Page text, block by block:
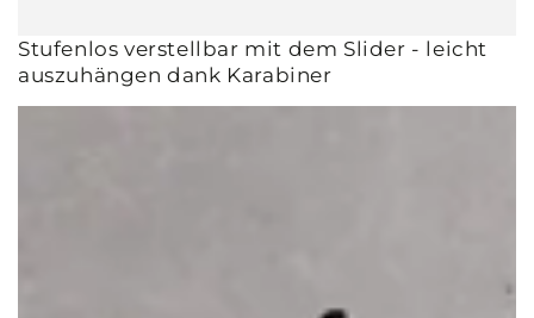
Stufenlos verstellbar mit dem Slider - leicht
auszuhängen dank Karabiner